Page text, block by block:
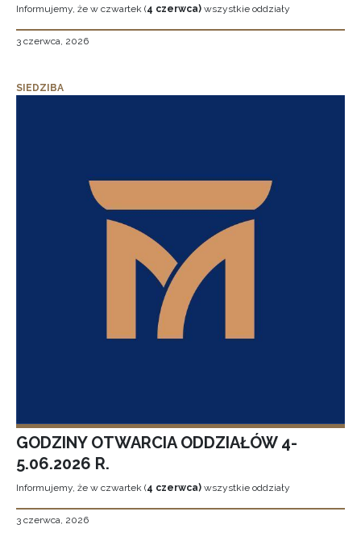
Informujemy, że w czwartek (4 czerwca) wszystkie oddziały
3 czerwca, 2026
SIEDZIBA
GODZINY OTWARCIA ODDZIAŁÓW 4-
5.06.2026 R.
Informujemy, że w czwartek (4 czerwca) wszystkie oddziały
3 czerwca, 2026